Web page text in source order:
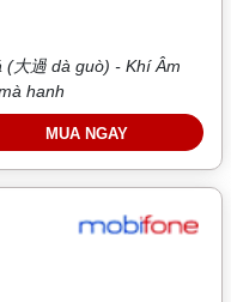
大過 dà guò) - Khí Âm
hanh
MUA NGAY